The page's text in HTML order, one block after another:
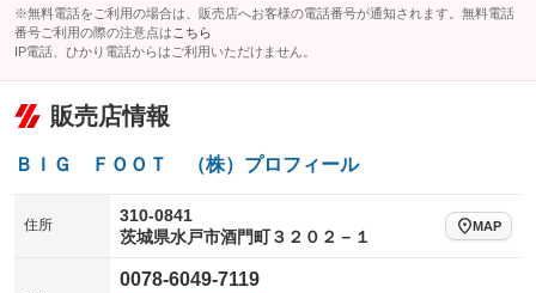
※無料電話をご利用の場合は、販売店へお客様の電話番号が通知されます。無料電話
番号ご利用の際の注意点は こちら
IP電話、ひかり電話からはご利用いただけません。
販売店情報
ＢＩＧ ＦＯＯＴ （株）プロフィール
住所
310-0841
茨城県水戸市酒門町３２０２－１
MAP
0078-6049-7119